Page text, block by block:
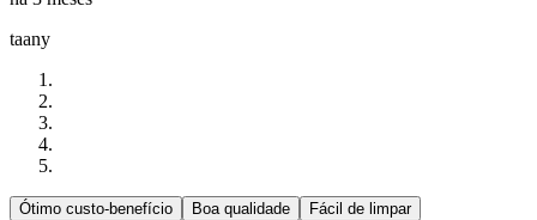
taany
Ótimo custo-benefício Boa qualidade Fácil de limpar